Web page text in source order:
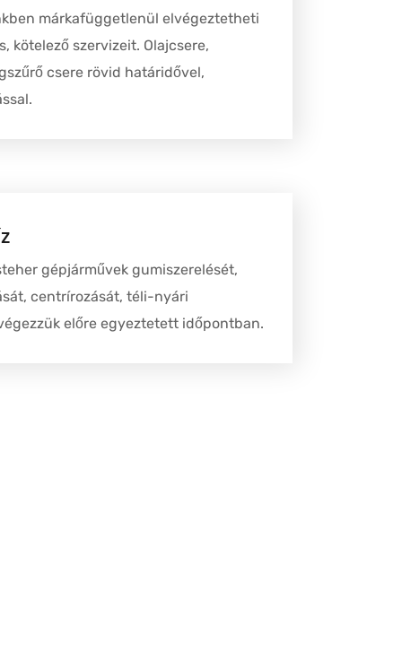
márkafüggetlenül elvégeztetheti
kötelező szervizeit. Olajcsere,
csere rövid határidővel,
gépjárművek gumiszerelését,
centrírozását, téli-nyári
előre egyeztetett időpontban.